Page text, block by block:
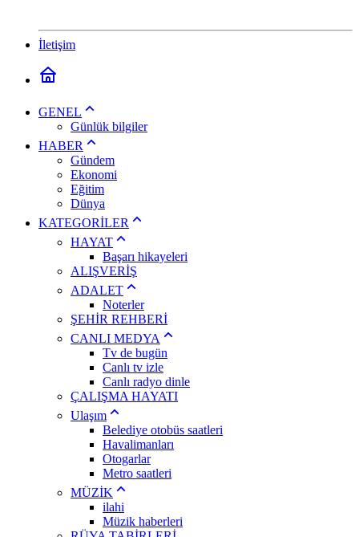
İletişim
GENEL
Günlük bilgiler
HABER
Gündem
Ekonomi
Eğitim
Dünya
KATEGORİLER
HAYAT
Başarı hikayeleri
ALIŞVERİŞ
ADALET
Noterler
ŞEHİR REHBERİ
CANLI MEDYA
Tv de bugün
Canlı tv izle
Canlı radyo dinle
ÇALIŞMA HAYATI
Ulaşım
Belediye otobüs saatleri
Havalimanları
Otogarlar
Metro saatleri
MÜZİK
ilahi
Müzik haberleri